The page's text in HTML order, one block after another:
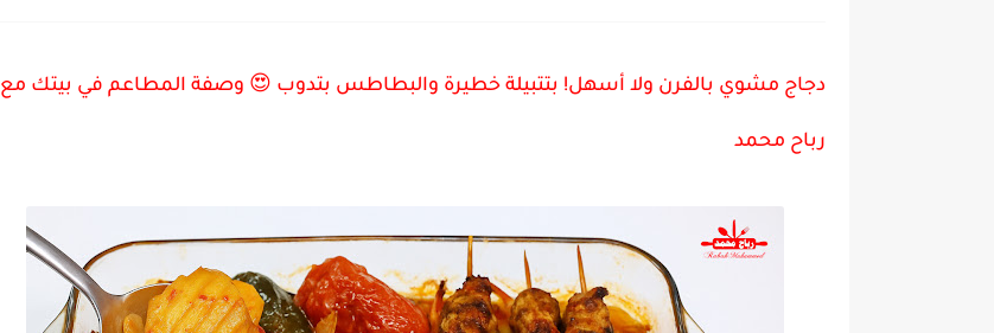
دجاج مشوي بالفرن ولا أسهل! بتتبيلة خطيرة والبطاطس بتدوب 😍 وصفة المطاعم في بيتك مع
رباح محمد